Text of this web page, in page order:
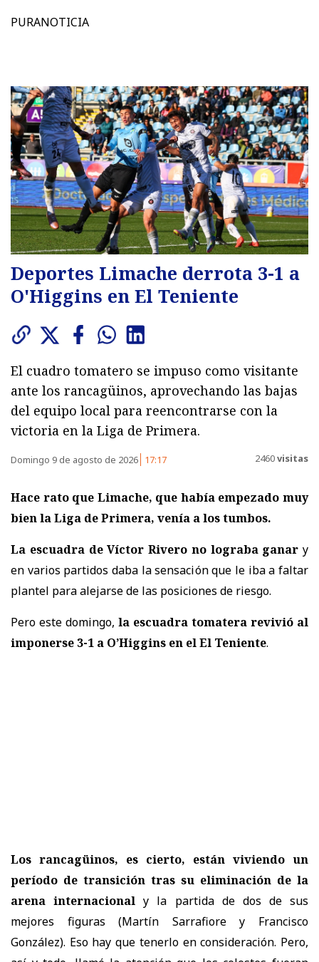
PURANOTICIA
Deportes Limache derrota 3-1 a
O'Higgins en El Teniente
El cuadro tomatero se impuso como visitante
ante los rancagüinos, aprovechando las bajas
del equipo local para reencontrarse con la
victoria en la Liga de Primera.
Domingo 9 de agosto de 2026 17:17 2460visitas
Hace rato que Limache, que había empezado muy
bien la Liga de Primera, venía a los tumbos.
La escuadra de Víctor Rivero no lograba ganar y
en varios partidos daba la sensación que le iba a faltar
plantel para alejarse de las posiciones de riesgo.
Pero este domingo, la escuadra tomatera revivió al
imponerse 3-1 a O’Higgins en el El Teniente.
Los rancagüinos, es cierto, están viviendo un
período de transición tras su eliminación de la
arena internacional y la partida de dos de sus
mejores figuras (Martín Sarrafiore y Francisco
González). Eso hay que tenerlo en consideración. Pero,